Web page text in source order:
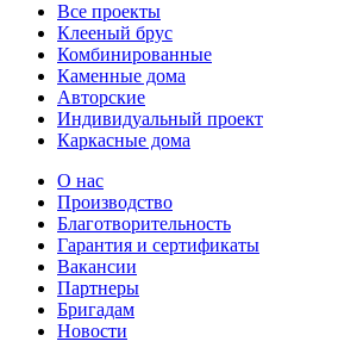
Все проекты
Клееный брус
Комбинированные
Каменные дома
Авторские
Индивидуальный проект
Каркасные дома
О нас
Производство
Благотворительность
Гарантия и сертификаты
Вакансии
Партнеры
Бригадам
Новости